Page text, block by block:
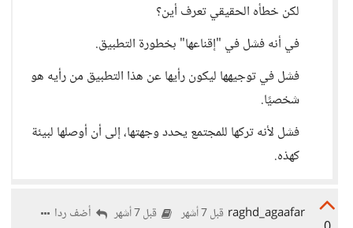
لكن خطأه الحقيقي تعرف أين؟
في أنه فشل في "إقناعها" بخطورة التطبيق.
فشل في توجيهها ليكون رأيها عن هذا التطبيق من رأيه هو
شخصيًا.
فشل لأنه تركها للمجتمع يحدد وجهتها، إلى أن أوصلها لبيئة
كهذه.
raghd_agaafar قبل 7 أشهر قبل 7 أشهر
أضف ردا